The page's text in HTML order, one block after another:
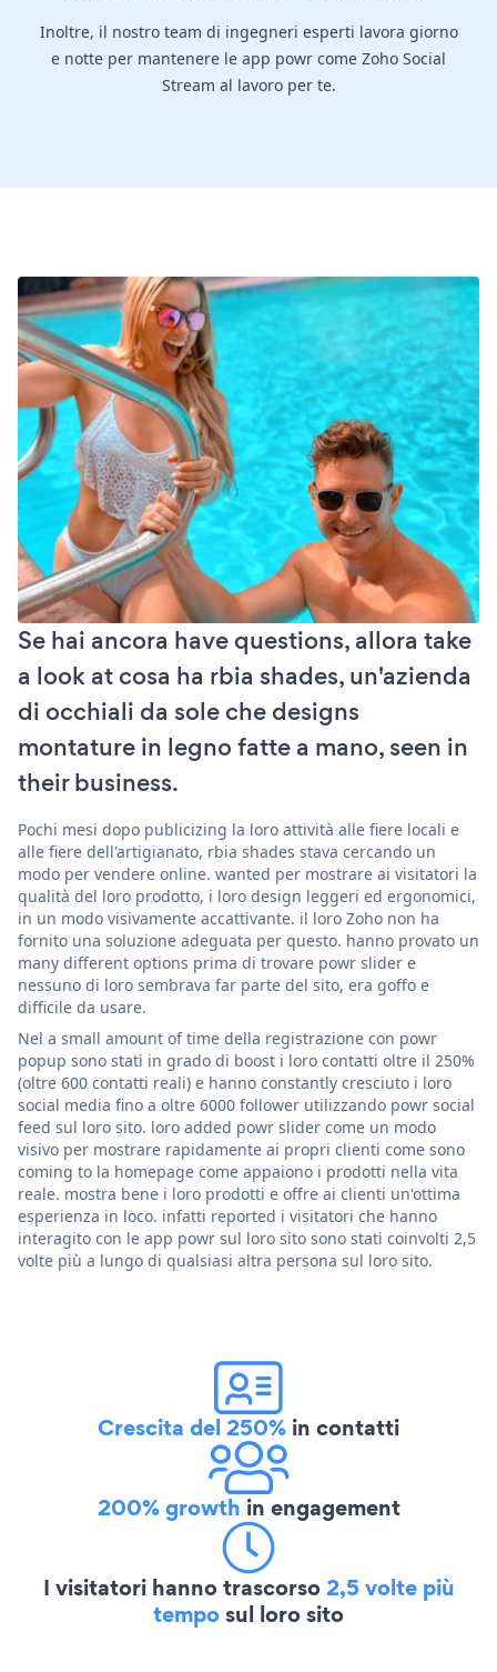
Inoltre, il nostro team di ingegneri esperti lavora giorno
e notte per mantenere le app powr come Zoho Social
Stream al lavoro per te.
Se hai ancora have questions, allora take
a look at cosa ha rbia shades, un'azienda
di occhiali da sole che designs
montature in legno fatte a mano, seen in
their business.
Pochi mesi dopo publicizing la loro attività alle fiere locali e
alle fiere dell'artigianato, rbia shades stava cercando un
modo per vendere online. wanted per mostrare ai visitatori la
qualità del loro prodotto, i loro design leggeri ed ergonomici,
in un modo visivamente accattivante. il loro Zoho non ha
fornito una soluzione adeguata per questo. hanno provato un
many different options prima di trovare powr slider e
nessuno di loro sembrava far parte del sito, era goffo e
difficile da usare.
Nel a small amount of time della registrazione con powr
popup sono stati in grado di boost i loro contatti oltre il 250%
(oltre 600 contatti reali) e hanno constantly cresciuto i loro
social media fino a oltre 6000 follower utilizzando powr social
feed sul loro sito. loro added powr slider come un modo
visivo per mostrare rapidamente ai propri clienti come sono
coming to la homepage come appaiono i prodotti nella vita
reale. mostra bene i loro prodotti e offre ai clienti un'ottima
esperienza in loco. infatti reported i visitatori che hanno
interagito con le app powr sul loro sito sono stati coinvolti 2,5
volte più a lungo di qualsiasi altra persona sul loro sito.
Crescita del 250% in contatti
200% growth in engagement
I visitatori hanno trascorso2,5 volte più
temposul loro sito